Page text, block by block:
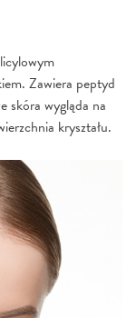
Zawiera peptyd
skóra wygląda na
kryształu.